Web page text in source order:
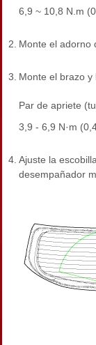
6,9 ~ 10,8 N.m
2. Monte el adorno
3. Monte el brazo y
Par de apriete
3,9 - 6,9 N·m
4. Ajuste la
desempañador